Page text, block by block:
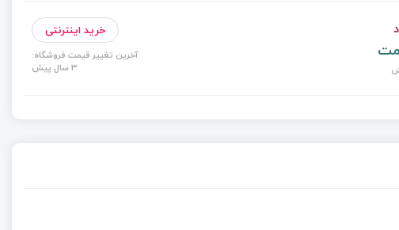
خرید اینترنتی
آخرین تغییر قیمت فروشگاه:
3 سال پیش